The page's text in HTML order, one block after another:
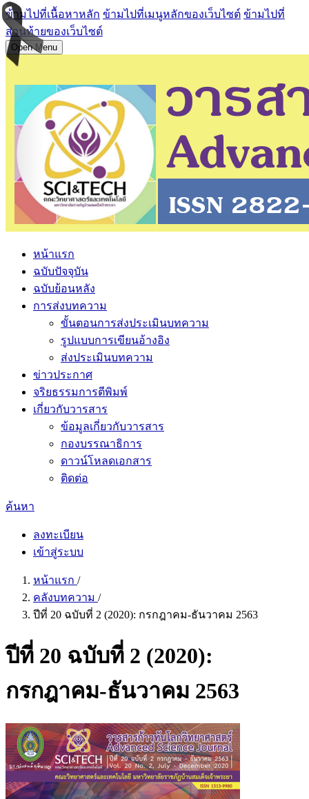
ข้ามไปที่เนื้อหาหลัก ข้ามไปที่เมนูหลักของเว็บไซต์ ข้ามไปที่
ส่วนท้ายของเว็บไซต์
Open Menu
หน้าแรก
ฉบับปัจจุบัน
ฉบับย้อนหลัง
การส่งบทความ
ขั้นตอนการส่งประเมินบทความ
รูปแบบการเขียนอ้างอิง
ส่งประเมินบทความ
ข่าวประกาศ
จริยธรรมการตีพิมพ์
เกี่ยวกับวารสาร
ข้อมูลเกี่ยวกับวารสาร
กองบรรณาธิการ
ดาวน์โหลดเอกสาร
ติดต่อ
ค้นหา
ลงทะเบียน
เข้าสู่ระบบ
หน้าแรก /
คลังบทความ /
ปีที่ 20 ฉบับที่ 2 (2020): กรกฎาคม-ธันวาคม 2563
ปีที่ 20 ฉบับที่ 2 (2020):
กรกฎาคม-ธันวาคม 2563